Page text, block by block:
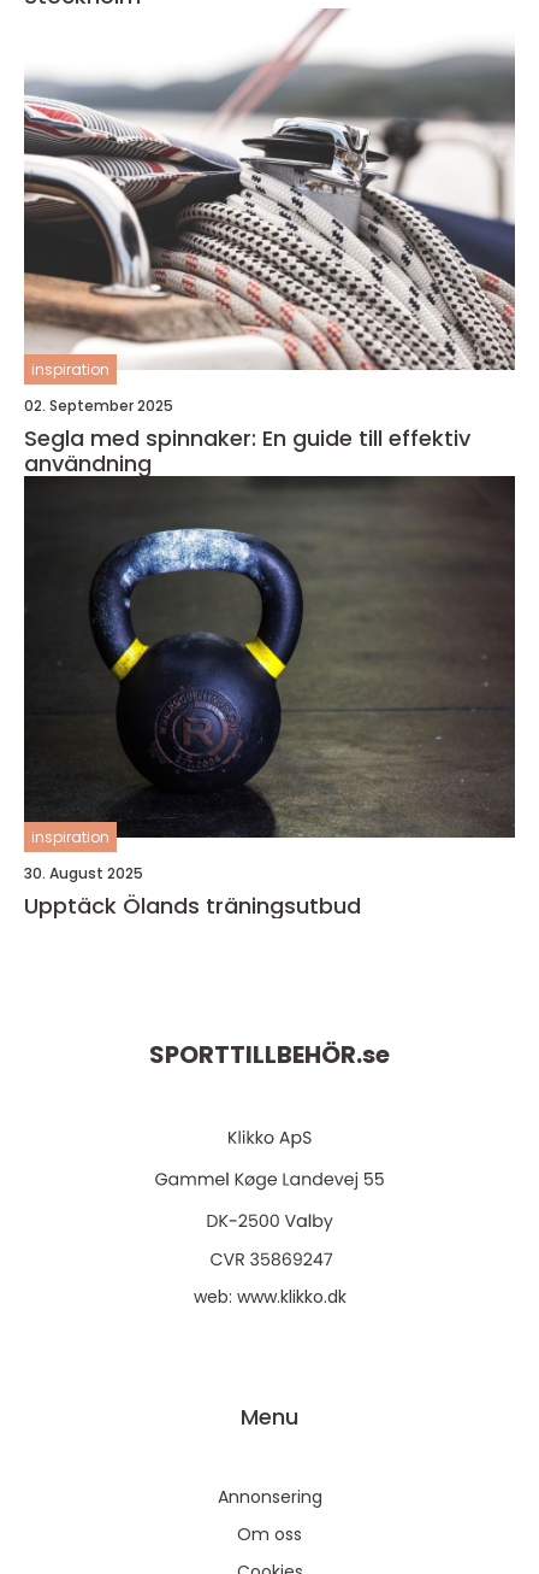
inspiration
02. September 2025
Segla med spinnaker: En guide till effektiv
användning
inspiration
30. August 2025
Upptäck Ölands träningsutbud
SPORTTILLBEHÖR.se
web: www.klikko.dk
Menu
Annonsering
Om oss